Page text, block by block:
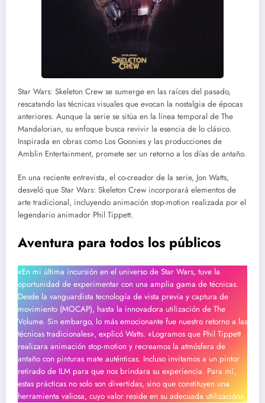
Star Wars: Skeleton Crew se sumerge en las raíces del pasado,
rescatando las técnicas visuales que evocan la nostalgia de épocas
anteriores. Aunque la serie se sitúa en la línea temporal de The
Mandalorian, su enfoque busca revivir la esencia de lo clásico.
Inspirada en obras como Los Goonies y las producciones de
Amblin Entertainment, promete ser un retorno a los días de antaño.
En una reciente entrevista, el co-creador de la serie, Jon Watts,
desveló que Star Wars: Skeleton Crew incorporará elementos de
arte tradicional, incluyendo animación stop-motion realizada por el
legendario animador Phil Tippett.
Aventura para todos los públicos
«En mi última incursión en el universo de Star Wars, tuve la
oportunidad de experimentar con una amplia gama de técnicas.
Desde la vanguardista tecnología de vista previa y captura de
movimiento (MOCAP), hasta la innovadora utilización de The
Volume. Sin embargo, lo más emocionante fue nuestro retorno a las
técnicas tradicionales», explicó Watts. «Logramos que Phil Tippett
realizara animación stop-motion y recreamos la atmósfera de
antaño con pinturas mate auténticas. Incluso invitamos a un pintor
retirado de ILM para que nos brindara su experiencia. Para mí,
estas prácticas no solo son divertidas, sino que constituyen una
herramienta valiosa, cuyo valor reside en su adecuada utilización».